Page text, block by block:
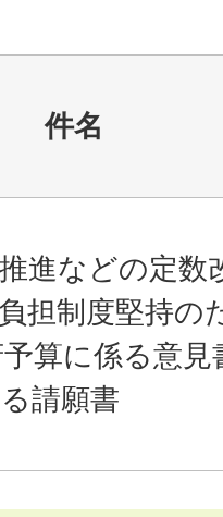
件名
進などの定数
担制度堅持の
算に係る意見
請願書